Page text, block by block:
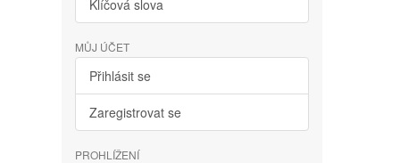
Klíčová slova
MŮJ ÚČET
Přihlásit se
Zaregistrovat se
PROHLÍŽENÍ